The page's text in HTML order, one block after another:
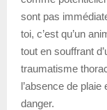
sont pas
toi, c’est qu’un
tout en souffrant
traumatisme
l’absence de
danger.